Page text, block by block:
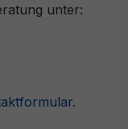
unter:
.